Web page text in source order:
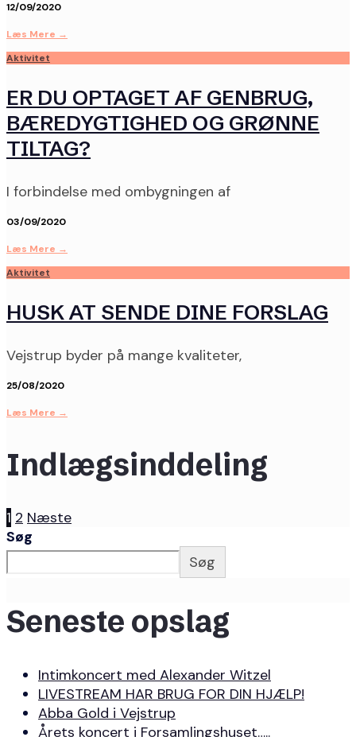
12/09/2020
Læs Mere →
Aktivitet
ER DU OPTAGET AF GENBRUG,
BÆREDYGTIGHED OG GRØNNE
TILTAG?
I forbindelse med ombygningen af
03/09/2020
Læs Mere →
Aktivitet
HUSK AT SENDE DINE FORSLAG
Vejstrup byder på mange kvaliteter,
25/08/2020
Læs Mere →
Indlægsinddeling
1 2 Næste
Søg
Søg
Seneste opslag
Intimkoncert med Alexander Witzel
LIVESTREAM HAR BRUG FOR DIN HJÆLP!
Abba Gold i Vejstrup
Årets koncert i Forsamlingshuset…..